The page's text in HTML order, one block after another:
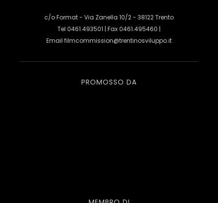
c/o Format - Via Zanella 10/2 - 38122 Trento
Tel 0461.493501 | Fax 0461.495460 |
Email filmcommission@trentinosviluppo.it
PROMOSSO DA